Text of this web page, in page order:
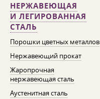
НЕРЖАВЕЮЩАЯ
И ЛЕГИРОВАННАЯ
СТАЛЬ
Порошки цветных металлов
Нержавеющий прокат
Жаропрочная
нержавеющая сталь
Аустенитная сталь